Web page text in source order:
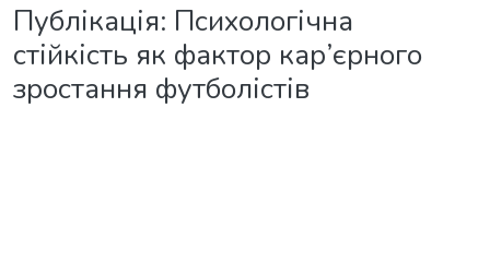
Публікація: Психологічна
стійкість як фактор кар’єрного
зростання футболістів